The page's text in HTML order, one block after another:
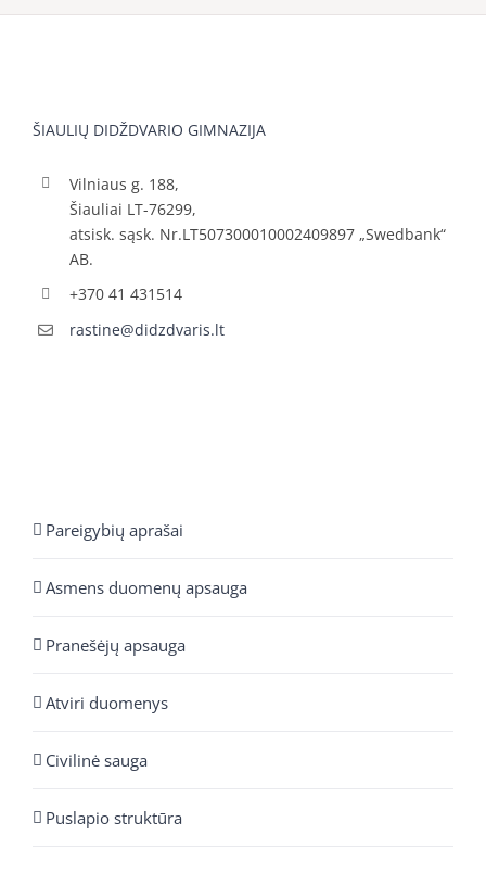
ŠIAULIŲ DIDŽDVARIO GIMNAZIJA
Vilniaus g. 188,
Šiauliai LT-76299,
atsisk. sąsk. Nr.LT507300010002409897 „Swedbank“
AB.
+370 41 431514
rastine@didzdvaris.lt
Pareigybių aprašai
Asmens duomenų apsauga
Pranešėjų apsauga
Atviri duomenys
Civilinė sauga
Puslapio struktūra